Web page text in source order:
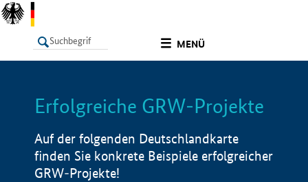
MENÜ
LISTE Info
Erfolgreiche GRW-Projekte
Auf der folgenden Deutschlandkarte
finden Sie konkrete Beispiele erfolgreicher
GRW-Projekte!